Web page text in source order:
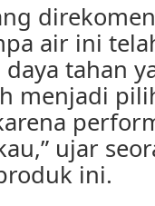
air ini
tahan
menjadi
ujar
ini.